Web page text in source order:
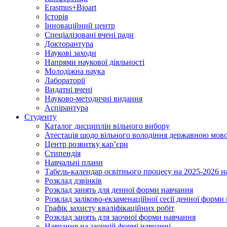
Erasmus+Bioart
Історія
Інноваційний центр
Спеціалізовані вчені ради
Докторантура
Наукові заходи
Напрями наукової діяльності
Молодіжна наука
Лабораторії
Видатні вчені
Науково-методичні видання
Аспірантура
Студенту
Каталог дисциплін вільного вибору
Атестація щодо вільного володіння державною
Центр розвитку кар’єри
Стипендія
Навчальні плани
Табель-календар освітнього процесу на 2025-2026
Розклад дзвінків
Розклад занять для денної форми навчання
Розклад заліково-екзаменаційної сесії денної
Графік захисту кваліфікаційних робіт
Розклад занять для заочної форми навчання